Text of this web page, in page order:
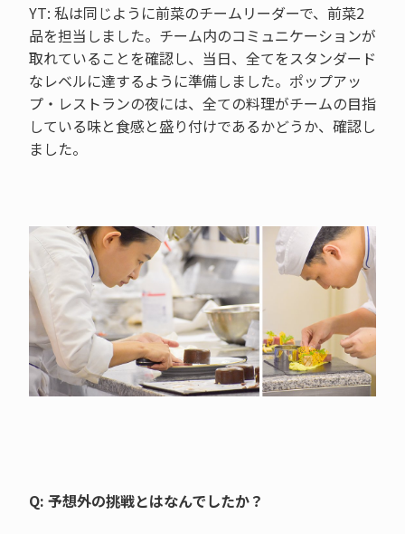
YT: 私は同じように前菜のチームリーダーで、前菜2
品を担当しました。チーム内のコミュニケーションが
取れていることを確認し、当日、全てをスタンダード
なレベルに達するように準備しました。ポップアッ
プ・レストランの夜には、全ての料理がチームの目指
している味と食感と盛り付けであるかどうか、確認し
ました。
Q: 予想外の挑戦とはなんでしたか？